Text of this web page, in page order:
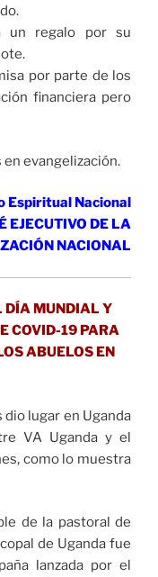
un regalo por su
por parte de los
financiera pero
evangelización.
Espiritual Nacional
EJECUTIVO DE LA
NACIONAL
DÍA MUNDIAL Y
COVID-19 PARA
ABUELOS EN
dio lugar en Uganda
VA Uganda y el
como lo muestra
de la pastoral de
de Uganda fue
lanzada por el